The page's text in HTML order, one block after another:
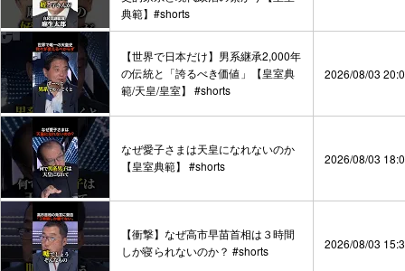
典範】#shorts
【世界で日本だけ】男系継承2,000年
の伝統と「誇るべき価値」【皇室典
範/天皇/皇室】 #shorts
2026/08/03
なぜ愛子さまは天皇になれないのか
【皇室典範】 #shorts
2026/08/03
【衝撃】なぜ高市早苗首相は３時間
しか寝られないのか？ #shorts
2026/08/03